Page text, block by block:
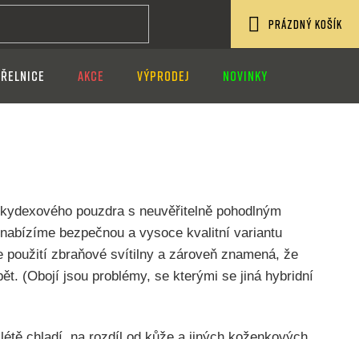
KOŠÍK
PRÁZDNÝ KOŠÍK
AKCE VÝPRODEJ NOVINKY
pouzdra s neuvěřitelně pohodlným
bezpečnou a vysoce kvalitní variantu
použití zbraňové svítilny a zároveň znamená, že
(Obojí jsou problémy, se kterými se jiná hybridní